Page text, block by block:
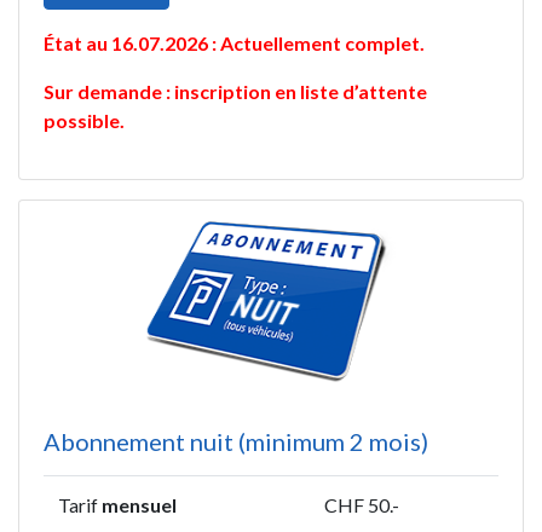
État au 16.07.2026 :Actuellement complet.
Sur demande : inscription en liste d’attente
possible.
Abonnement nuit (minimum 2 mois)
Tarif mensuel CHF 50.-